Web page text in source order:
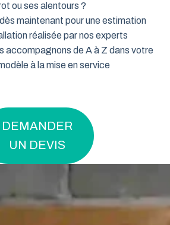
ou ses alentours ?
dès maintenant pour une estimation
réalisée par nos experts
accompagnons de A à Z dans votre
à la mise en service
DEMANDER
UN DEVIS